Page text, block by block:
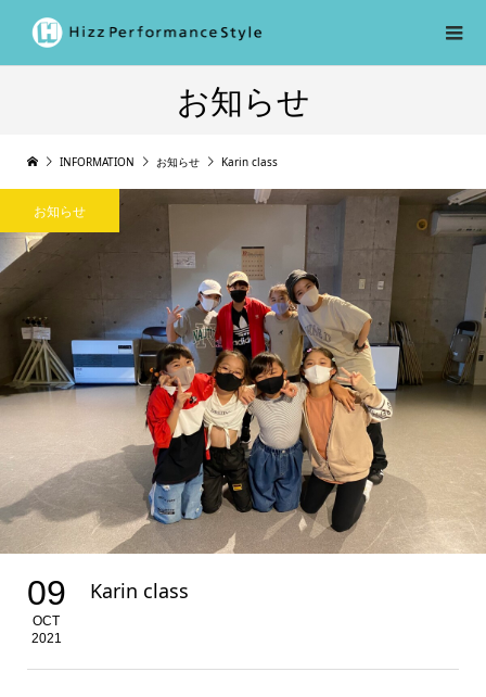
お知らせ
INFORMATION お知らせ Karin class
お知らせ
09
OCT
2021
Karin class